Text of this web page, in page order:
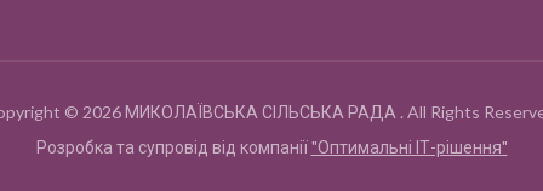
© 2026 МИКОЛАЇВСЬКА СІЛЬСЬКА РАДА . All Rights
Розробка та супровід від компанії"Оптимальні ІТ-рішення"